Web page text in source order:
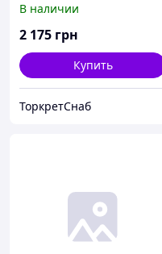
В наличии
2 175 грн
Купить
ТоркретСнаб